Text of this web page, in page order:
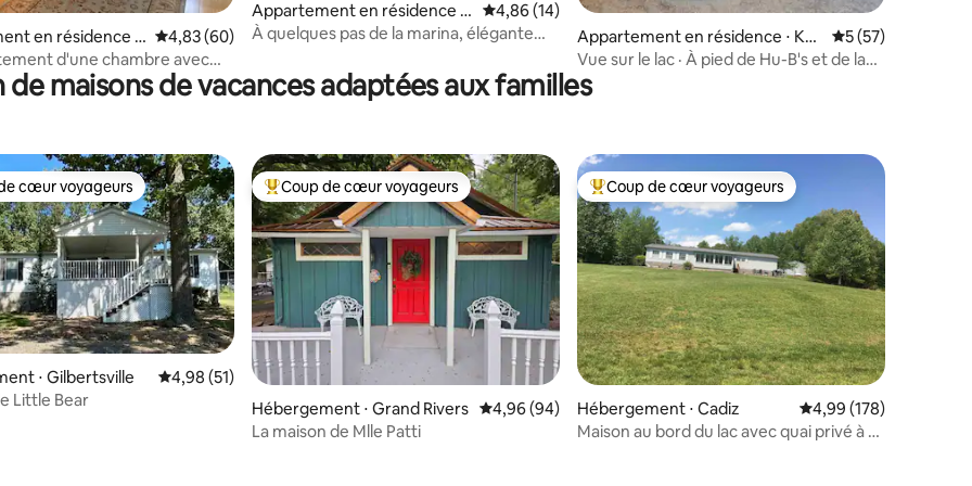
en résidence ⋅
Évaluation moyenne sur la base de 60 commentaires : 4,83 sur 5
4,83 (60)
d'une chambre avec
Appartement en résidence ⋅
Marshall County
Évaluation moyenne sur la base de 14 commentaires : 4,86 sur 5
4,86 (14)
À quelques pas de la marina, élégante
Appartement en résidence ⋅ Kut
tawa
Évaluation
5 (57)
Vue sur le lac · À pied de Hu-B's et de la
marina de Kuttawa
de maisons de vacances adaptées aux familles
la base de 41 commentaires : 4,8 sur 5
cœur voyageurs les plus appréciés
cœur voyageurs
⋅ Gilbertsville Évaluation moyenne sur la base de 51 commentaires : 4,98 sur 5
4,98 (51)
Little Bear
Coups de cœur voyageurs les plus appréciés
Coup de cœur voyageurs
Hébergement ⋅ Grand Rivers Évaluation moyenne sur la base de 94 commentaires : 4,96 sur 5
4,96 (94)
La maison de Mlle Patti
Coups de cœur voyageurs les plus appréciés
Coup de cœur voyageurs
Hébergement ⋅ Cadiz Évaluation moyenne
4,99 (178)
Maison au bord du lac avec quai privé à 2